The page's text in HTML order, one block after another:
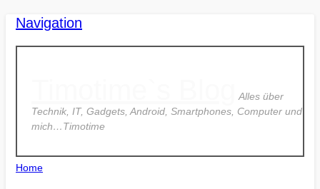
Navigation
Alles über
Technik, IT, Gadgets, Android, Smartphones, Computer und
mich…Timotime
Home